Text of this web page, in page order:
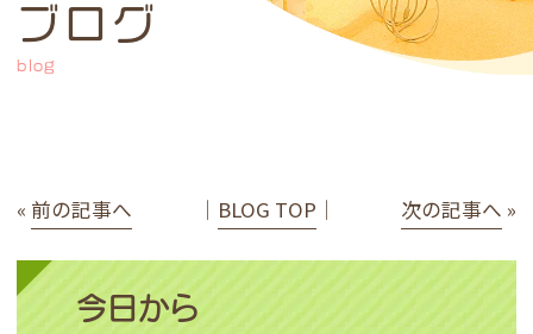
ブログ
blog
« 前の記事へ │ BLOG TOP │ 次の記事へ »
今日から